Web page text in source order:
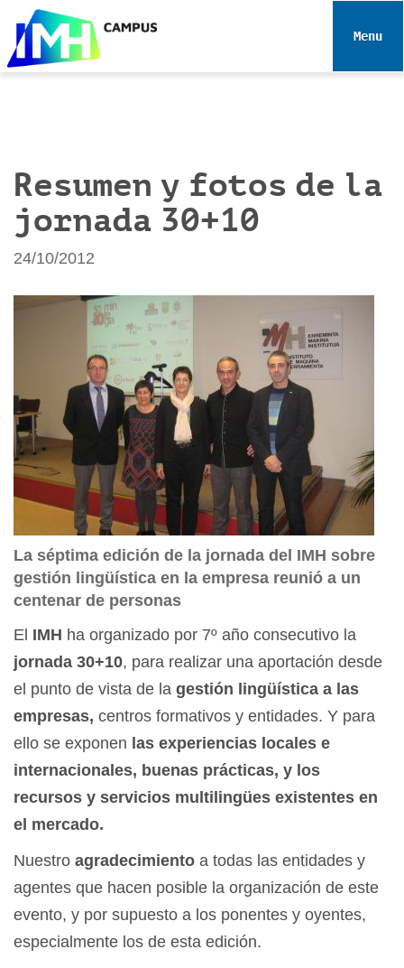
e
Toggle
Resumen y fotos de la
jornada 30+10
24/10/2012
La séptima edición de la jornada del IMH sobre
gestión lingüística en la empresa reunió a un
centenar de personas
El IMH ha organizado por 7º año consecutivo la
jornada 30+10, para realizar una aportación desde
el punto de vista de la gestión lingüística a las
empresas, centros formativos y entidades. Y para
ello se exponen las experiencias locales e
internacionales, buenas prácticas, y los
recursos y servicios multilingües existentes en
el mercado.
Nuestro agradecimiento a todas las entidades y
agentes que hacen posible la organización de este
evento, y por supuesto a los ponentes y oyentes,
especialmente los de esta edición.